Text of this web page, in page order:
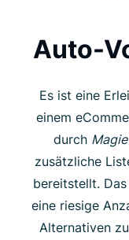
Auto-
Es ist eine
einem
durch Magie
zusätzliche
bereitstellt.
eine riesige
Alternativen